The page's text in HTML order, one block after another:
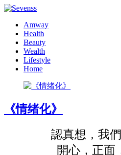
Amway
Health
Beauty
Wealth
Lifestyle
Home
《情绪化》
認真想，我
開心，正面